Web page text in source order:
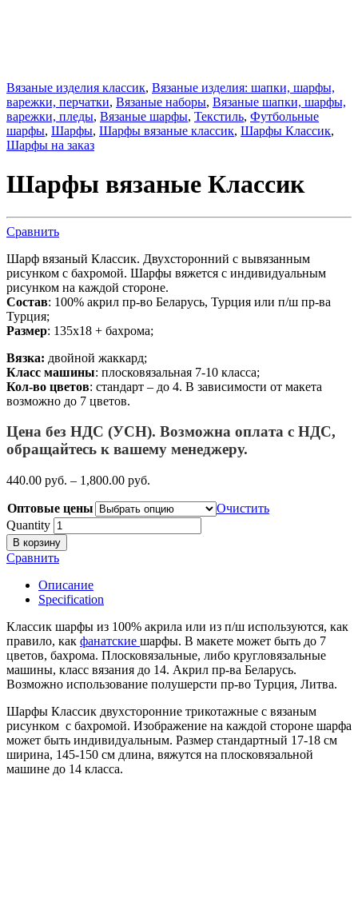
Вязаные изделия классик, Вязаные изделия: шапки, шарфы,
варежки, перчатки, Вязаные наборы, Вязаные шапки, шарфы,
варежки, пледы, Вязаные шарфы, Текстиль, Футбольные
шарфы, Шарфы, Шарфы вязаные классик, Шарфы Классик,
Шарфы на заказ
Шарфы вязаные Классик
Сравнить
Шарф вязаный Классик. Двухсторонний с вывязанным
рисунком с бахромой. Шарфы вяжется с индивидуальным
рисунком на каждой стороне.
Состав: 100% акрил пр-во Беларусь, Турция или п/ш пр-ва
Турция;
Размер: 135х18 + бахрома;
Вязка: двойной жаккард;
Класс машины: плосковязальная 7-10 класса;
Кол-во цветов: стандарт – до 4. В зависимости от макета
возможно до 7 цветов.
Цена без НДС (УСН). Возможна оплата с НДС,
обращайтесь к вашему менеджеру.
440.00 руб. – 1,800.00 руб.
Оптовые цены
Очистить
Quantity
В корзину
Сравнить
Описание
Specification
Классик шарфы из 100% акрила или из п/ш используются, как
правило, как фанатские шарфы. В макете может быть до 7
цветов, бахрома. Плосковязальные, либо кругловязальные
машины, класс вязания до 14. Акрил пр-ва Беларусь.
Возможно использование полушерсти пр-во Турция, Литва.
Шарфы Классик двухсторонние трикотажные с вязаным
рисунком с бахромой. Изображение на каждой стороне шарфа
может быть индивидуальным. Размер стандартный 17-18 см
ширина, 145-150 см длина, вяжутся на плосковязальной
машине до 14 класса.